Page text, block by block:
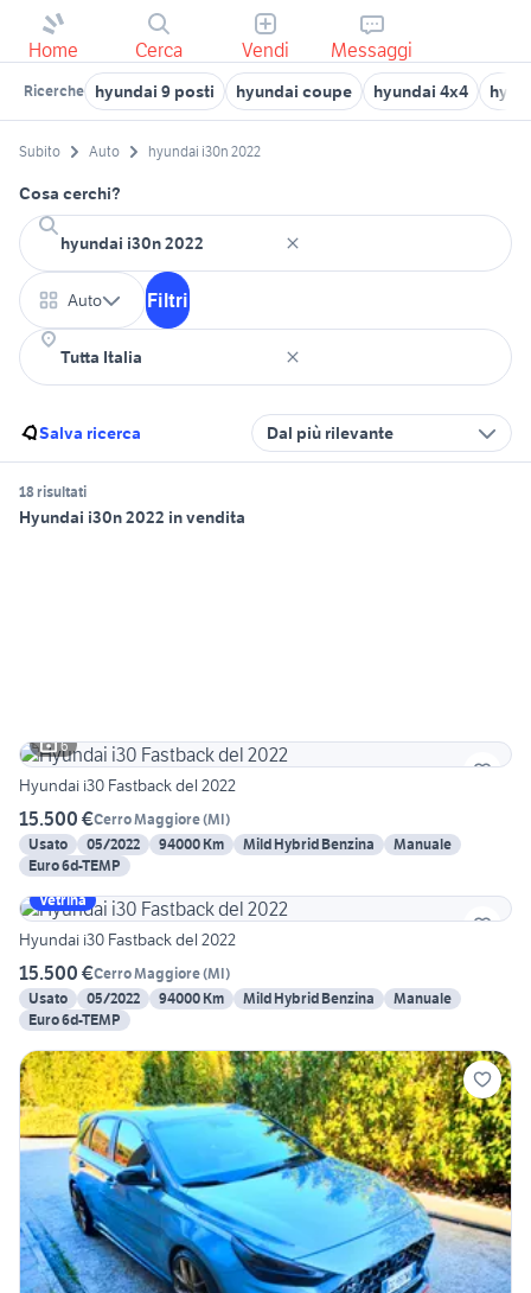
Home Cerca Vendi Messaggi
Ricerche hyundai 9 posti hyundai coupe hyundai 4x4
Subito Auto hyundai i30n 2022
Cosa cerchi?
Auto Filtri
Salva ricerca Dal più rilevante
18 risultati
Hyundai i30n 2022 in vendita
6
Hyundai i30 Fastback del 2022
15.500 €Cerro Maggiore(MI)
Usato
05/2022 94000 Km Mild Hybrid Benzina
Manuale
Euro 6d-TEMP
Vetrina
Hyundai i30 Fastback del 2022
15.500 €Cerro Maggiore(MI)
Usato
05/2022 94000 Km Mild Hybrid Benzina
Manuale
Euro 6d-TEMP